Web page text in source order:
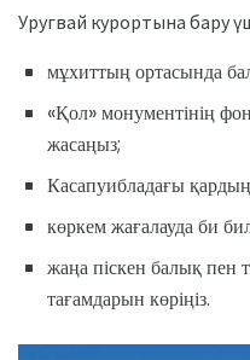
Уругвай курортына бару
мұхиттың ортасында
«Қол» монументінің
жасаңыз;
Касапуибладағы
көркем жағалауда би
жаңа піскен балық пен
тағамдарын көріңіз.